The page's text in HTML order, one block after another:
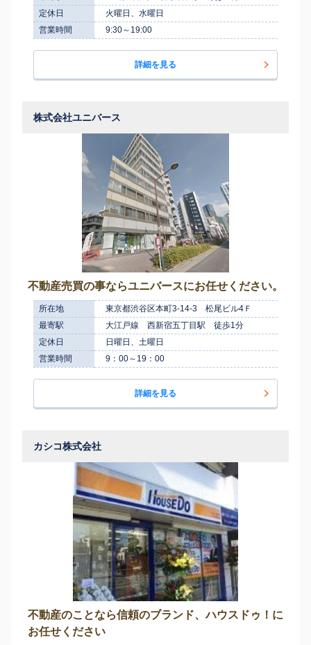
定休日
火曜日、水曜日
営業時間
9:30～19:00
詳細を見る
株式会社ユニバース
不動産売買の事ならユニバースにお任せください。
所在地
東京都渋谷区本町3-14-3 松尾ビル4Ｆ
最寄駅
大江戸線 西新宿五丁目駅 徒歩1分
定休日
日曜日、土曜日
営業時間
9：00～19：00
詳細を見る
カシコ株式会社
不動産のことなら信頼のブランド、ハウスドゥ！に
お任せください